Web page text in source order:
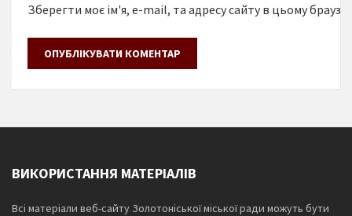
Зберегти моє ім'я, e-mail, та адресу сайту в цьому
ВИКОРИСТАННЯ МАТЕРІАЛІВ
Всі матеріали веб-сайту Золотоніської міської ради можуть бути